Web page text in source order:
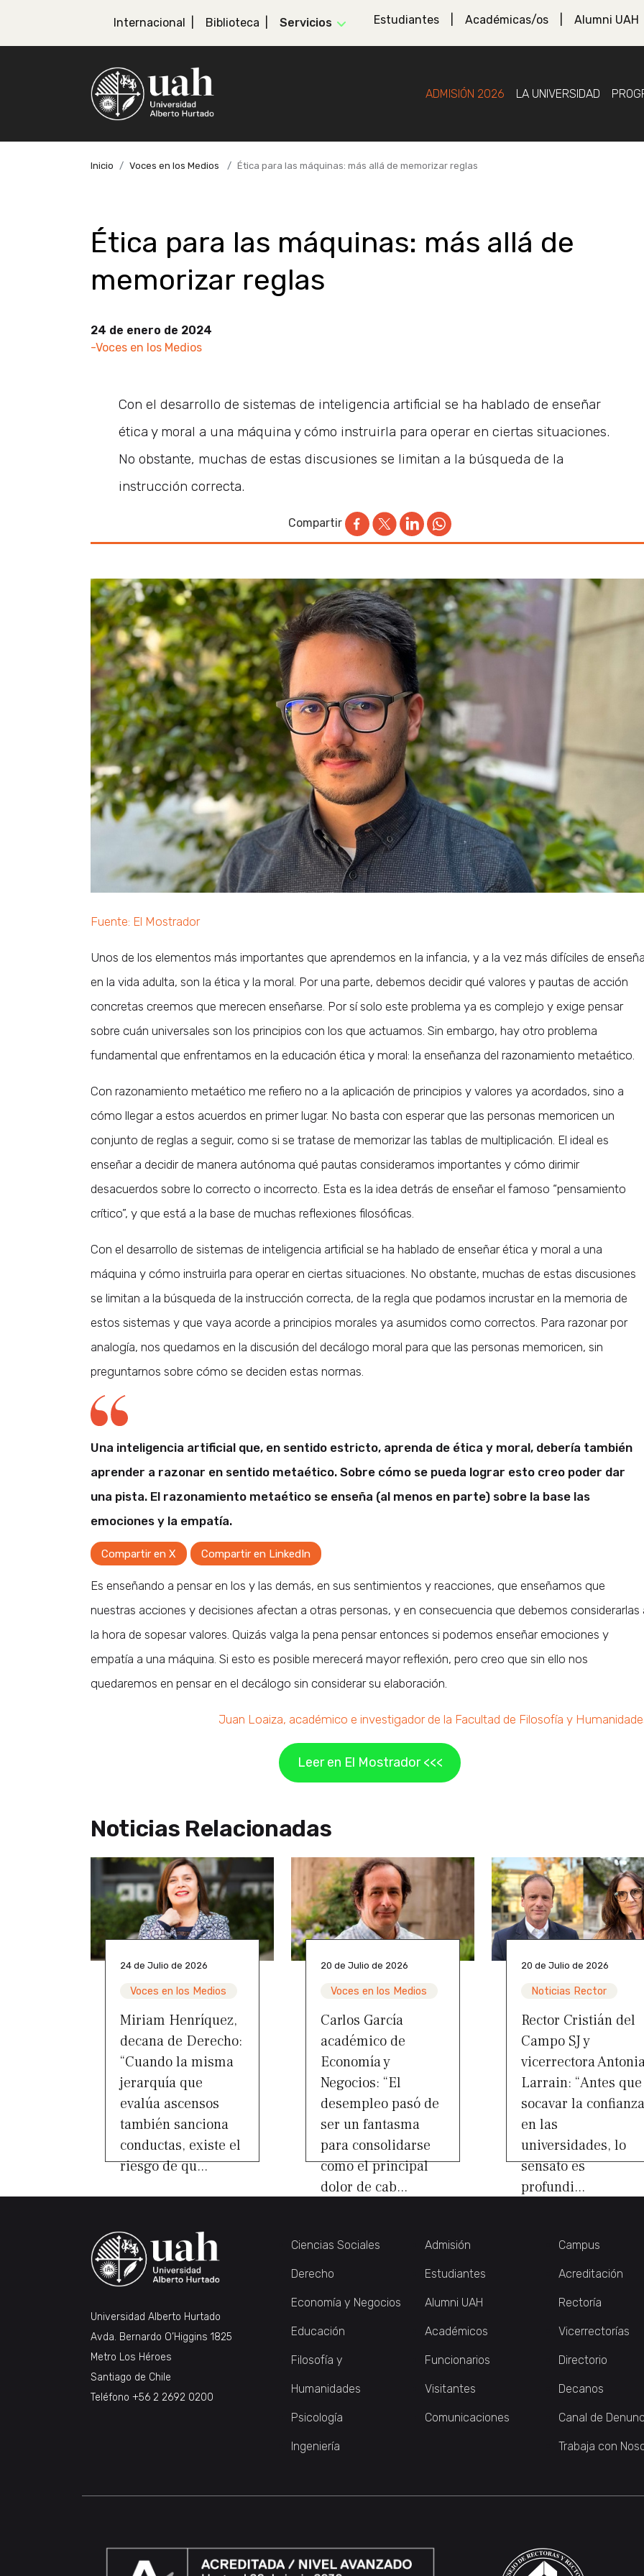
Internacional Biblioteca Servicios Estudiantes Académicas/os Alumni UAH
ADMISIÓN 2026 LA UNIVERSIDAD
Inicio Voces en los Medios Ética para las máquinas: más allá de memorizar reglas
Ética para las máquinas: más allá de
memorizar reglas
24 de enero de 2024
-Voces en los Medios
Con el desarrollo de sistemas de inteligencia artificial se ha hablado de enseñar
ética y moral a una máquina y cómo instruirla para operar en ciertas situaciones.
No obstante, muchas de estas discusiones se limitan a la búsqueda de la
instrucción correcta.
Compartir
Fuente: El Mostrador
Unos de los elementos más importantes que aprendemos en la infancia, y a la vez más difíciles de
en la vida adulta, son la ética y la moral. Por una parte, debemos decidir qué valores y pautas de acción
concretas creemos que merecen enseñarse. Por sí solo este problema ya es complejo y exige pensar
sobre cuán universales son los principios con los que actuamos. Sin embargo, hay otro problema
fundamental que enfrentamos en la educación ética y moral: la enseñanza del razonamiento metaético.
Con razonamiento metaético me refiero no a la aplicación de principios y valores ya acordados, sino a
cómo llegar a estos acuerdos en primer lugar. No basta con esperar que las personas memoricen un
conjunto de reglas a seguir, como si se tratase de memorizar las tablas de multiplicación. El ideal es
enseñar a decidir de manera autónoma qué pautas consideramos importantes y cómo dirimir
desacuerdos sobre lo correcto o incorrecto. Esta es la idea detrás de enseñar el famoso “pensamiento
crítico”, y que está a la base de muchas reflexiones filosóficas.
Con el desarrollo de sistemas de inteligencia artificial se ha hablado de enseñar ética y moral a una
máquina y cómo instruirla para operar en ciertas situaciones. No obstante, muchas de estas discusiones
se limitan a la búsqueda de la instrucción correcta, de la regla que podamos incrustar en la memoria de
estos sistemas y que vaya acorde a principios morales ya asumidos como correctos. Para razonar por
analogía, nos quedamos en la discusión del decálogo moral para que las personas memoricen, sin
preguntarnos sobre cómo se deciden estas normas.
Una inteligencia artificial que, en sentido estricto, aprenda de ética y moral, debería también
aprender a razonar en sentido metaético. Sobre cómo se pueda lograr esto creo poder dar
una pista. El razonamiento metaético se enseña (al menos en parte) sobre la base las
emociones y la empatía.
Compartir en X Compartir en LinkedIn
Es enseñando a pensar en los y las demás, en sus sentimientos y reacciones, que enseñamos que
nuestras acciones y decisiones afectan a otras personas, y en consecuencia que debemos considerarlas
la hora de sopesar valores. Quizás valga la pena pensar entonces si podemos enseñar emociones y
empatía a una máquina. Si esto es posible merecerá mayor reflexión, pero creo que sin ello nos
quedaremos en pensar en el decálogo sin considerar su elaboración.
Juan Loaiza, académico e investigador de la Facultad de Filosofía y
Leer en El Mostrador <<<
Noticias Relacionadas
24 de Julio de 2026
Voces en los Medios
Miriam Henríquez,
decana de Derecho:
“Cuando la misma
jerarquía que
evalúa ascensos
también sanciona
conductas, existe el
riesgo de qu...
20 de Julio de 2026
Voces en los Medios
Carlos García
académico de
Economía y
Negocios: “El
desempleo pasó de
ser un fantasma
para consolidarse
como el principal
dolor de cab...
20 de Julio de 2026
Noticias Rector
Rector Cristián del
Campo SJ y
vicerrectora
Larrain: “Antes que
socavar la confianza
en las
universidades, lo
sensato es
profundi...
Universidad Alberto Hurtado
Avda. Bernardo O’Higgins 1825
Metro Los Héroes
Santiago de Chile
Teléfono +56 2 2692 0200
Ciencias Sociales
Derecho
Economía y Negocios
Educación
Filosofía y
Humanidades
Psicología
Ingeniería
Admisión
Estudiantes
Alumni UAH
Académicos
Funcionarios
Visitantes
Comunicaciones
Campus
Acreditación
Rectoría
Vicerrectorías
Directorio
Decanos
Canal de
Trabaja con